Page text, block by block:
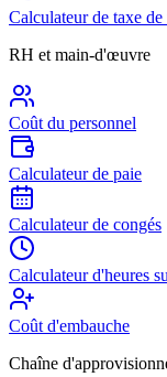
Calculateur de taxe de
RH et main-d'œuvre
Coût du personnel
Calculateur de paie
Calculateur de congés
Calculateur d'heures
Coût d'embauche
Chaîne